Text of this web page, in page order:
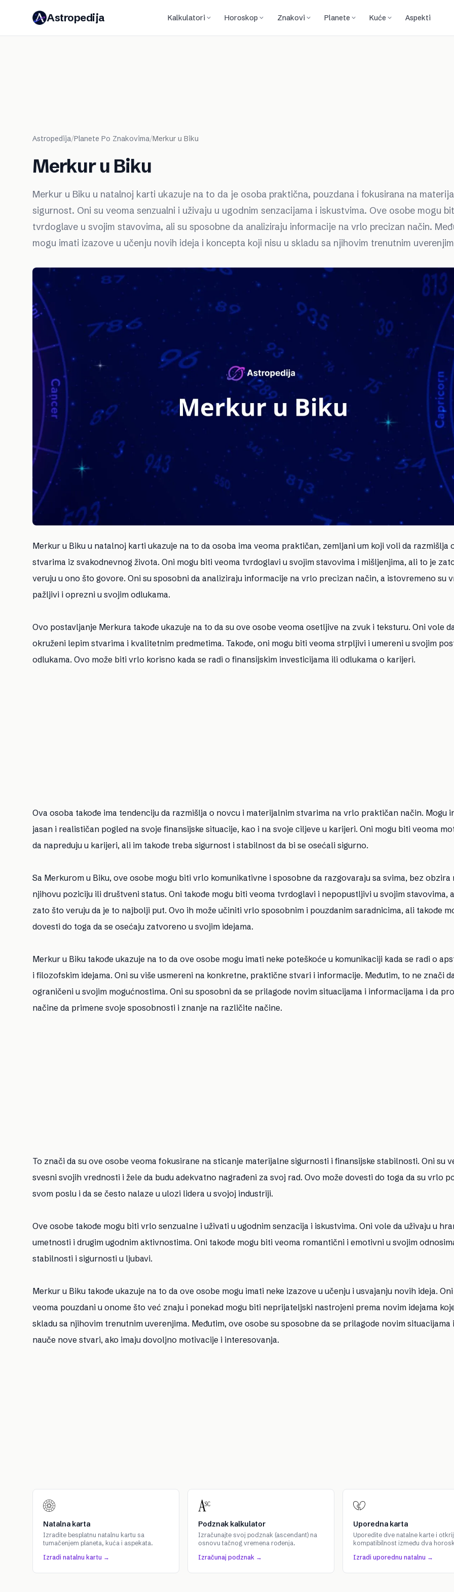
Astropedija Kalkulatori Horoskop Znakovi Planete Kuće Aspekti
Astropedija/Planete Po Znakovima/Merkur u Biku
Merkur u Biku
Merkur u Biku u natalnoj karti ukazuje na to da je osoba praktična, pouzdana i fokusirana na
sigurnost. Oni su veoma senzualni i uživaju u ugodnim senzacijama i iskustvima. Ove osobe mogu
tvrdoglave u svojim stavovima, ali su sposobne da analiziraju informacije na vrlo precizan način.
mogu imati izazove u učenju novih ideja i koncepta koji nisu u skladu sa njihovim trenutnim
Merkur u Biku u natalnoj karti ukazuje na to da osoba ima veoma praktičan, zemljani um koji voli da razmišlja
stvarima iz svakodnevnog života. Oni mogu biti veoma tvrdoglavi u svojim stavovima i mišljenjima, ali to je
veruju u ono što govore. Oni su sposobni da analiziraju informacije na vrlo precizan način, a istovremeno su
pažljivi i oprezni u svojim odlukama.
Ovo postavljanje Merkura takođe ukazuje na to da su ove osobe veoma osetljive na zvuk i teksturu. Oni vole
okruženi lepim stvarima i kvalitetnim predmetima. Takođe, oni mogu biti veoma strpljivi i umereni u svojim
odlukama. Ovo može biti vrlo korisno kada se radi o finansijskim investicijama ili odlukama o karijeri.
Ova osoba takođe ima tendenciju da razmišlja o novcu i materijalnim stvarima na vrlo praktičan način. Mogu
jasan i realističan pogled na svoje finansijske situacije, kao i na svoje ciljeve u karijeri. Oni mogu biti veoma
da napreduju u karijeri, ali im takođe treba sigurnost i stabilnost da bi se osećali sigurno.
Sa Merkurom u Biku, ove osobe mogu biti vrlo komunikativne i sposobne da razgovaraju sa svima, bez obzira
njihovu poziciju ili društveni status. Oni takođe mogu biti veoma tvrdoglavi i nepopustljivi u svojim stavovima,
zato što veruju da je to najbolji put. Ovo ih može učiniti vrlo sposobnim i pouzdanim saradnicima, ali takođe
dovesti do toga da se osećaju zatvoreno u svojim idejama.
Merkur u Biku takođe ukazuje na to da ove osobe mogu imati neke poteškoće u komunikaciji kada se radi o
i filozofskim idejama. Oni su više usmereni na konkretne, praktične stvari i informacije. Međutim, to ne znači
ograničeni u svojim mogućnostima. Oni su sposobni da se prilagode novim situacijama i informacijama i da
načine da primene svoje sposobnosti i znanje na različite načine.
To znači da su ove osobe veoma fokusirane na sticanje materijalne sigurnosti i finansijske stabilnosti. Oni su
svesni svojih vrednosti i žele da budu adekvatno nagrađeni za svoj rad. Ovo može dovesti do toga da su vrlo
svom poslu i da se često nalaze u ulozi lidera u svojoj industriji.
Ove osobe takođe mogu biti vrlo senzualne i uživati u ugodnim senzacija i iskustvima. Oni vole da uživaju u
umetnosti i drugim ugodnim aktivnostima. Oni takođe mogu biti veoma romantični i emotivni u svojim
stabilnosti i sigurnosti u ljubavi.
Merkur u Biku takođe ukazuje na to da ove osobe mogu imati neke izazove u učenju i usvajanju novih ideja.
veoma pouzdani u onome što već znaju i ponekad mogu biti neprijateljski nastrojeni prema novim idejama
skladu sa njihovim trenutnim uverenjima. Međutim, ove osobe su sposobne da se prilagode novim situacijama
nauče nove stvari, ako imaju dovoljno motivacije i interesovanja.
Natalna karta
Izradite besplatnu natalnu kartu sa
tumačenjem planeta, kuća i aspekata.
Izradi natalnu kartu →
Podznak kalkulator
Izračunajte svoj podznak (ascendant) na
osnovu tačnog vremena rođenja.
Izračunaj podznak →
Uporedna karta
Uporedite dve natalne karte i
kompatibilnost između dva
Izradi uporednu natalnu →